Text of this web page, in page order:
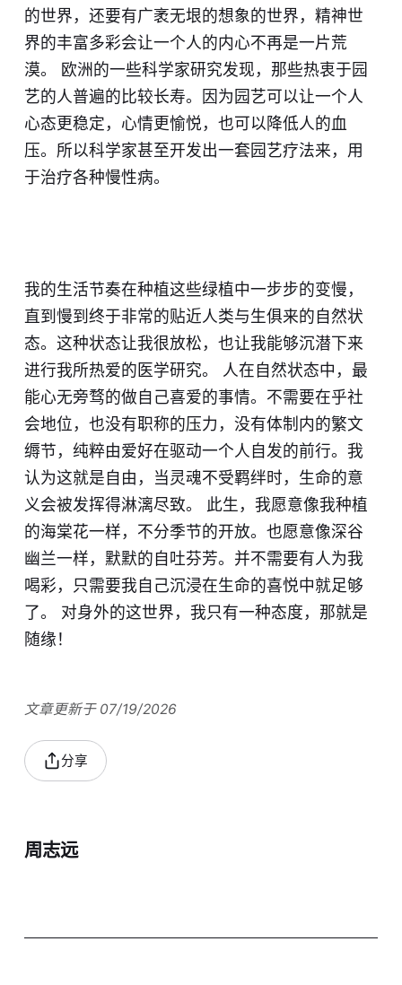
的世界，还要有广袤无垠的想象的世界，精神世
界的丰富多彩会让一个人的内心不再是一片荒
漠。 欧洲的一些科学家研究发现，那些热衷于园
艺的人普遍的比较长寿。因为园艺可以让一个人
心态更稳定，心情更愉悦，也可以降低人的血
压。所以科学家甚至开发出一套园艺疗法来，用
于治疗各种慢性病。
我的生活节奏在种植这些绿植中一步步的变慢，
直到慢到终于非常的贴近人类与生俱来的自然状
态。这种状态让我很放松，也让我能够沉潜下来
进行我所热爱的医学研究。 人在自然状态中，最
能心无旁骛的做自己喜爱的事情。不需要在乎社
会地位，也没有职称的压力，没有体制内的繁文
缛节，纯粹由爱好在驱动一个人自发的前行。我
认为这就是自由，当灵魂不受羁绊时，生命的意
义会被发挥得淋漓尽致。 此生，我愿意像我种植
的海棠花一样，不分季节的开放。也愿意像深谷
幽兰一样，默默的自吐芬芳。并不需要有人为我
喝彩，只需要我自己沉浸在生命的喜悦中就足够
了。 对身外的这世界，我只有一种态度，那就是
随缘！
文章更新于 07/19/2026
分享
周志远